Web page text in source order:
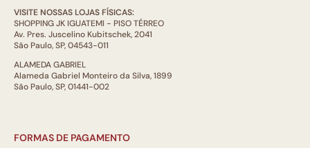
VISITE NOSSAS LOJAS FÍSICAS:
SHOPPING JK IGUATEMI - PISO TÉRREO
Av. Pres. Juscelino Kubitschek, 2041
São Paulo, SP, 04543-011
ALAMEDA GABRIEL
Alameda Gabriel Monteiro da Silva, 1899
São Paulo, SP, 01441-002
FORMAS DE PAGAMENTO